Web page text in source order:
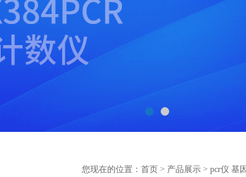
您现在的位置： 首页 > 产品展示 > pcr仪 基